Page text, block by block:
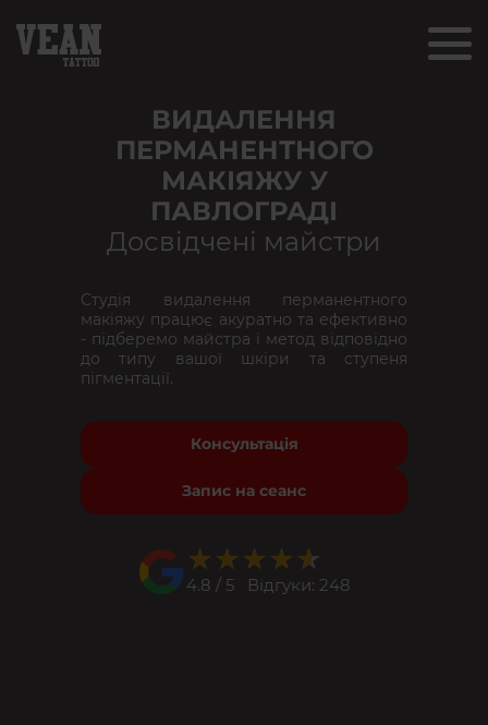
ВИДАЛЕННЯ
ПЕРМАНЕНТНОГО
МАКІЯЖУ У
ПАВЛОГРАДІ
Досвідчені майстри
Студія видалення перманентного
макіяжу працює акуратно та ефективно
- підберемо майстра і метод відповідно
до типу вашої шкіри та ступеня
пігментації.
Консультація
Запис на сеанс
★★★★★
★★★★★
4.8 / 5 Відгуки: 248